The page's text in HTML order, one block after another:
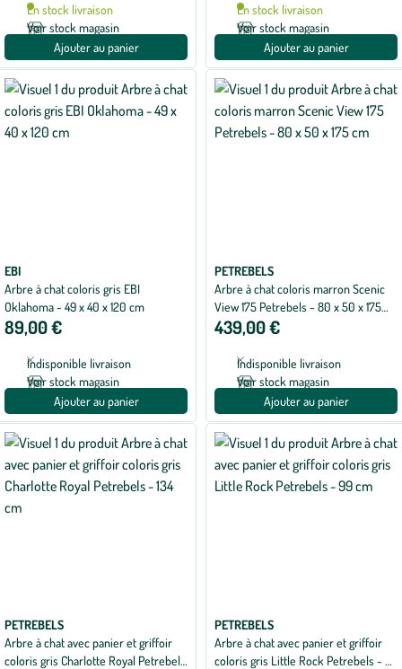
En stock livraison
Voir stock magasin
Ajouter au panier
En stock livraison
Voir stock magasin
Ajouter au panier
EBI
Arbre à chat coloris gris EBI
Oklahoma - 49 x 40 x 120 cm
89,00 €
Indisponible livraison
Voir stock magasin
Ajouter au panier
PETREBELS
Arbre à chat coloris marron Scenic
View 175 Petrebels - 80 x 50 x 175
cm
439,00 €
Indisponible livraison
Voir stock magasin
Ajouter au panier
PETREBELS
Arbre à chat avec panier et griffoir
coloris gris Charlotte Royal Petrebels
PETREBELS
Arbre à chat avec panier et griffoir
coloris gris Little Rock Petrebels - 99